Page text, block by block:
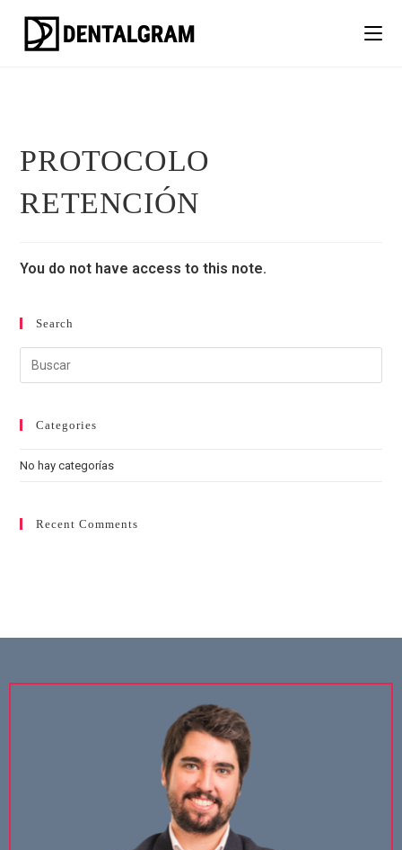
PROTOCOLO
RETENCIÓN
You do not have access to this note.
Search
Categories
No hay categorías
Recent Comments